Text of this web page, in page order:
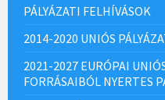
PÁLYÁZATI FELHÍVÁSOK
2014-2020 UNIÓS
2021-2027 EURÓPAI
FORRÁSAIBÓL NYERTES